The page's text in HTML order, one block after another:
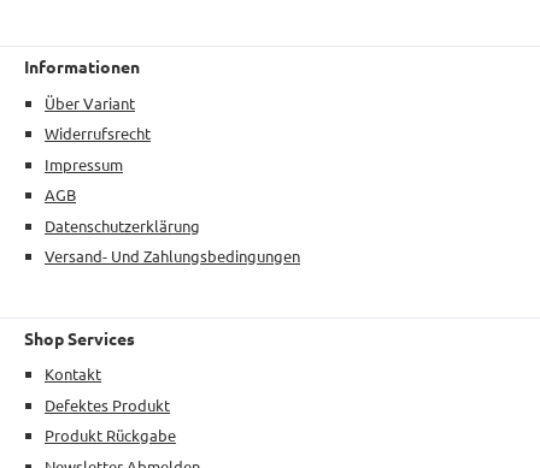
Informationen
Über Variant
Widerrufsrecht
Impressum
AGB
Datenschutzerklärung
Versand- Und Zahlungsbedingungen
Shop Services
Kontakt
Defektes Produkt
Produkt Rückgabe